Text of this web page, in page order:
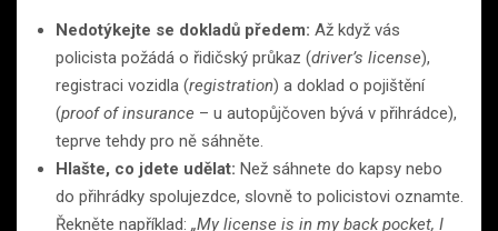
Nedotýkejte se dokladů předem: Až když vás
policista požádá o řidičský průkaz (driver’s license),
registraci vozidla (registration) a doklad o pojištění
(proof of insurance – u autopůjčoven bývá v přihrádce),
teprve tehdy pro ně sáhněte.
Hlašte, co jdete udělat: Než sáhnete do kapsy nebo
do přihrádky spolujezdce, slovně to policistovi oznamte.
Řekněte například: „My license is in my back pocket, I